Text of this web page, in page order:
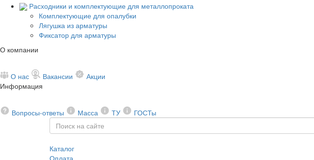
Расходники и комплектующие для металлопроката
Комплектующие для опалубки
Лягушка из арматуры
Фиксатор для арматуры
О компании
О нас Вакансии
Акции
Информация
Вопросы-ответы Масса ТУ ГОСТы
Каталог
Оплата